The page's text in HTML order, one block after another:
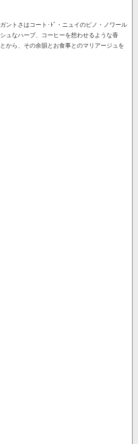
ントさはコート･ﾄﾞ・ニュイのピノ・ノワール
ュなハーブ、コーヒーを想わせるような香
から、その余韻とお食事とのマリアージュを